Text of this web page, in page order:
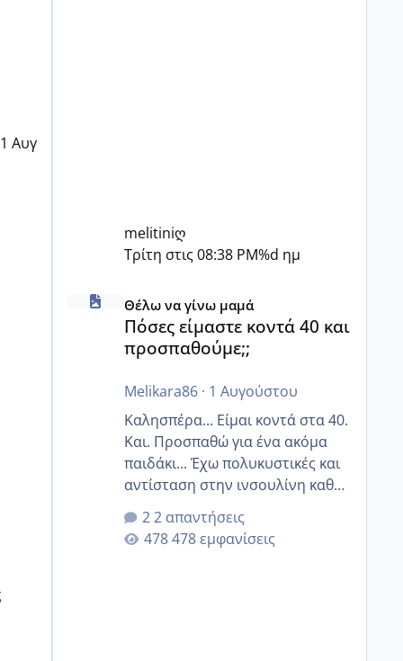
1 Αυγ
melitiniღ
Τρίτη στις 08:38 PM%d ημ
Πόσες είμαστε κοντά 40 και προσπαθούμε;;
Θέλω να γίνω μαμά
Πόσες είμαστε κοντά 40 και
προσπαθούμε;;
Melikara86· 1 Αυγούστου
Καλησπέρα... Είμαι κοντά στα 40.
Και. Προσπαθώ για ένα ακόμα
παιδάκι... Έχω πολυκυστικές και
αντίσταση στην ινσουλίνη καθώς
και χάσιμοτο! Έχω λίγα κιλά
παραπάνω και όσο κ αν
προσπαθώ δεν χάνω εύκολα!
2 απαντήσεις
478 εμφανίσεις